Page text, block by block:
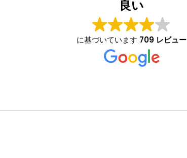
良い
に基づいています 709 レビュー